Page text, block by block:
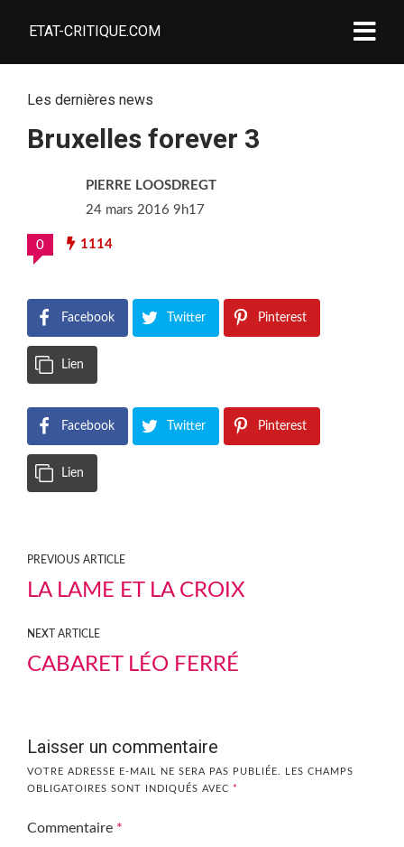
ETAT-CRITIQUE.COM
Les dernières news
Bruxelles forever 3
PIERRE LOOSDREGT
24 mars 2016 9h17
0 1114
Facebook Twitter Pinterest
Lien
Facebook Twitter Pinterest
Lien
PREVIOUS ARTICLE
LA LAME ET LA CROIX
NEXT ARTICLE
CABARET LÉO FERRÉ
Laisser un commentaire
VOTRE ADRESSE E-MAIL NE SERA PAS PUBLIÉE.
LES CHAMPS
OBLIGATOIRES SONT INDIQUÉS AVEC *
Commentaire *